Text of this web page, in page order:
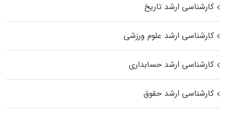
کارشناسی ارشد تاریخ
کارشناسی ارشد علوم ورزشی
کارشناسی ارشد حسابداری
کارشناسی ارشد حقوق